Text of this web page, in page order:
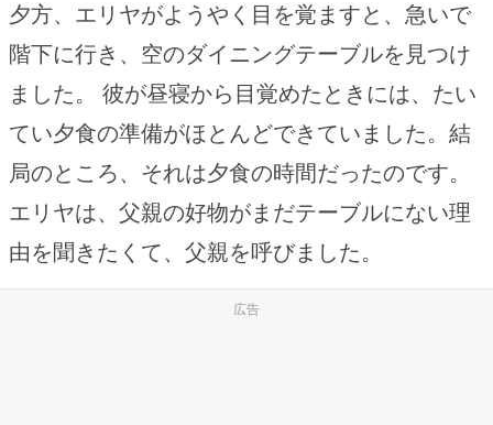
夕方、エリヤがようやく目を覚ますと、急いで
階下に行き、空のダイニングテーブルを見つけ
ました。 彼が昼寝から目覚めたときには、たい
てい夕食の準備がほとんどできていました。結
局のところ、それは夕食の時間だったのです。
エリヤは、父親の好物がまだテーブルにない理
由を聞きたくて、父親を呼びました。
広告